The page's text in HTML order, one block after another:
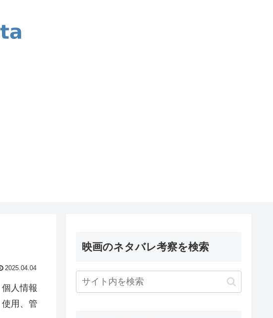
2025.04.04
人情報
用、管
映画のネタバレ考察を検索